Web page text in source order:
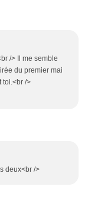
/> Il me semble
du premier mai
toi.<br />
deux<br />